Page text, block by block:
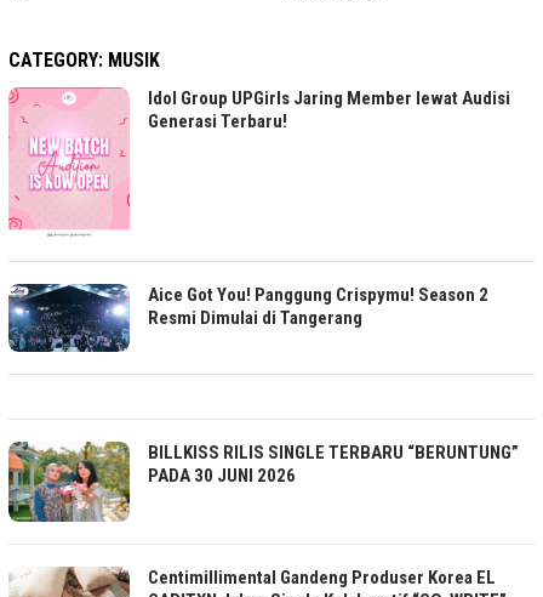
CATEGORY:MUSIK
Idol Group UPGirls Jaring Member lewat Audisi
Aice Got You! Panggung Crispymu! Season 2
BILLKISS RILIS SINGLE TERBARU “BERUNTUNG”